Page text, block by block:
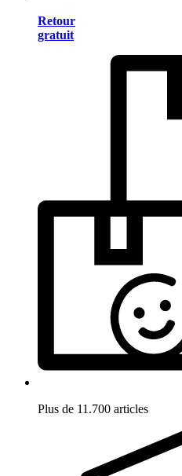
Retour
gratuit
Plus de 11.700 articles